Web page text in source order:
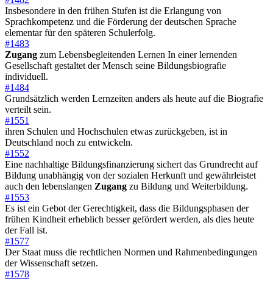
Insbesondere in den frühen Stufen ist die Erlangung von
Sprachkompetenz und die Förderung der deutschen Sprache
elementar für den späteren Schulerfolg.
#1483
Zugang zum Lebensbegleitenden Lernen In einer lernenden
Gesellschaft gestaltet der Mensch seine Bildungsbiografie
individuell.
#1484
Grundsätzlich werden Lernzeiten anders als heute auf die Biografie
verteilt sein.
#1551
ihren Schulen und Hochschulen etwas zurückgeben, ist in
Deutschland noch zu entwickeln.
#1552
Eine nachhaltige Bildungsfinanzierung sichert das Grundrecht auf
Bildung unabhängig von der sozialen Herkunft und gewährleistet
auch den lebenslangen Zugang zu Bildung und Weiterbildung.
#1553
Es ist ein Gebot der Gerechtigkeit, dass die Bildungsphasen der
frühen Kindheit erheblich besser gefördert werden, als dies heute
der Fall ist.
#1577
Der Staat muss die rechtlichen Normen und Rahmenbedingungen
der Wissenschaft setzen.
#1578